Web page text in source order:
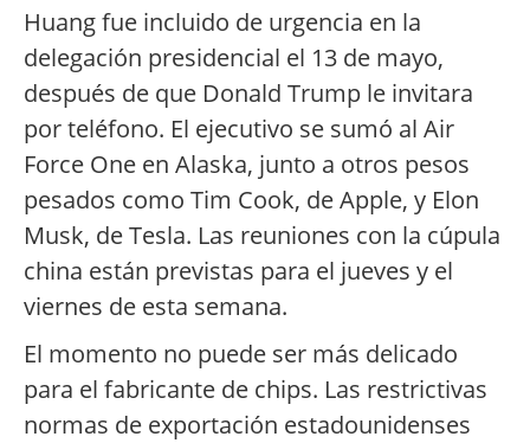
Huang fue incluido de urgencia en la
delegación presidencial el 13 de mayo,
después de que Donald Trump le invitara
por teléfono. El ejecutivo se sumó al Air
Force One en Alaska, junto a otros pesos
pesados como Tim Cook, de Apple, y Elon
Musk, de Tesla. Las reuniones con la cúpula
china están previstas para el jueves y el
viernes de esta semana.
El momento no puede ser más delicado
para el fabricante de chips. Las restrictivas
normas de exportación estadounidenses